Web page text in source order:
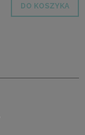
DO KOSZYKA